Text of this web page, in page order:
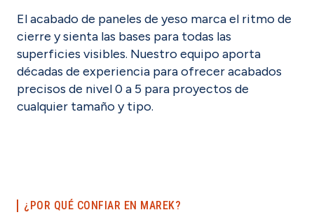
El acabado de paneles de yeso marca el ritmo de
cierre y sienta las bases para todas las
superficies visibles. Nuestro equipo aporta
décadas de experiencia para ofrecer acabados
precisos de nivel 0 a 5 para proyectos de
cualquier tamaño y tipo.
¿POR QUÉ CONFIAR EN MAREK?